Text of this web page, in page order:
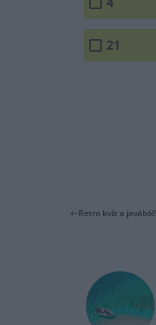
21
Retro kvíz a